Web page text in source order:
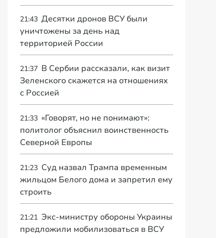
21:43 Десятки дронов ВСУ были
уничтожены за день над
территорией России
21:37 В Сербии рассказали, как визит
Зеленского скажется на отношениях
с Россией
21:33 «Говорят, но не понимают»:
политолог объяснил воинственность
Северной Европы
21:23 Суд назвал Трампа временным
жильцом Белого дома и запретил ему
строить
21:21 Экс-министру обороны Украины
предложили мобилизоваться в ВСУ